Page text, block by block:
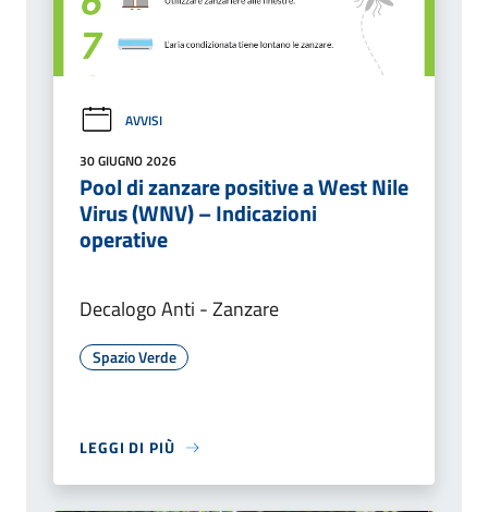
AVVISI
30 GIUGNO 2026
Pool di zanzare positive a West Nile
Virus (WNV) – Indicazioni
operative
Decalogo Anti - Zanzare
Spazio Verde
LEGGI DI PIÙ